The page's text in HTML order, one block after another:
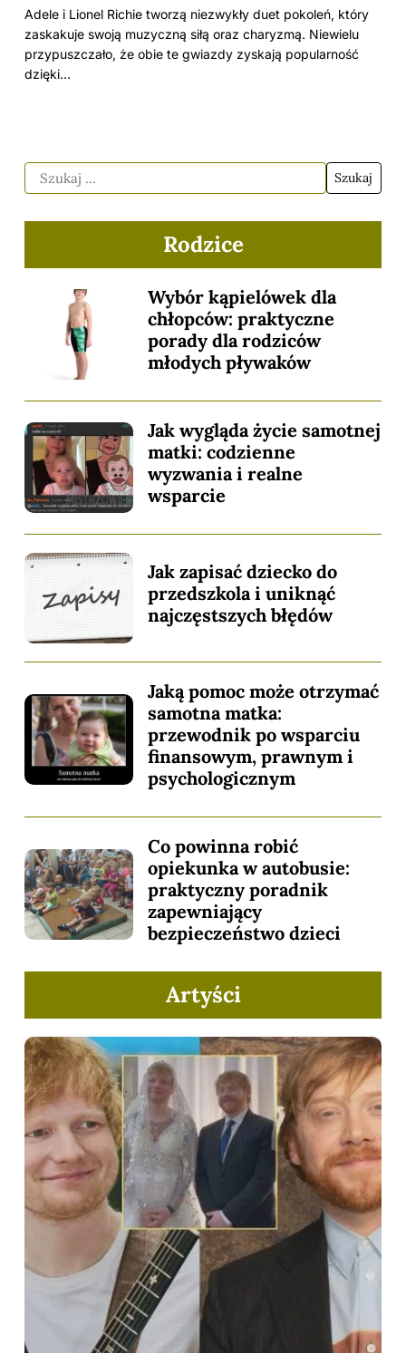
Adele i Lionel Richie tworzą niezwykły duet pokoleń, który
zaskakuje swoją muzyczną siłą oraz charyzmą. Niewielu
przypuszczało, że obie te gwiazdy zyskają popularność
dzięki…
Rodzice
Wybór kąpielówek dla
chłopców: praktyczne
porady dla rodziców
młodych pływaków
Jak wygląda życie samotnej
matki: codzienne
wyzwania i realne
wsparcie
Jak zapisać dziecko do
przedszkola i uniknąć
najczęstszych błędów
Jaką pomoc może otrzymać
samotna matka:
przewodnik po wsparciu
finansowym, prawnym i
psychologicznym
Co powinna robić
opiekunka w autobusie:
praktyczny poradnik
zapewniający
bezpieczeństwo dzieci
Artyści